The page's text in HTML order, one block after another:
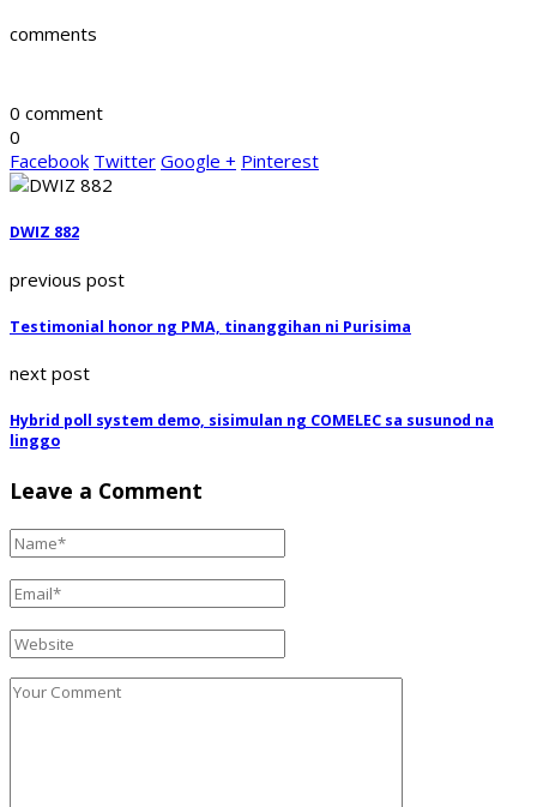
comments
0 comment
0
Facebook Twitter Google + Pinterest
DWIZ 882
previous post
Testimonial honor ng PMA, tinanggihan ni Purisima
next post
Hybrid poll system demo, sisimulan ng COMELEC sa susunod na
linggo
Leave a Comment